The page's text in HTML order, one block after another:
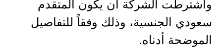
سعودي الجنسية، وذلك وفقاً للتفاصيل
الموضحة أدناه.